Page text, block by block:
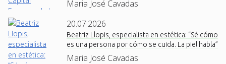
Maria José Cavadas
20.07.2026
Beatriz Llopis, especialista en estética: “Sé cómo
es una persona por cómo se cuida. La piel habla”
Maria José Cavadas